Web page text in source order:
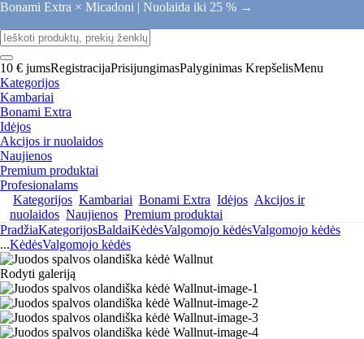
Bonami Extra × Micadoni | Nuolaida iki 25 % →
10 € jumsRegistracijaPrisijungimasPalyginimas KrepšelisMenu
Kategorijos
Kambariai
Bonami Extra
Idėjos
Akcijos ir nuolaidos
Naujienos
Premium produktai
Profesionalams
Kategorijos Kambariai Bonami Extra Idėjos Akcijos ir
nuolaidos Naujienos Premium produktai
PradžiaKategorijosBaldaiKėdėsValgomojo kėdėsValgomojo kėdės
...KėdėsValgomojo kėdės
Rodyti galeriją